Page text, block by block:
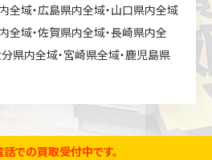
全域・広島県内全域・山口県内全域
全域・佐賀県内全域・長崎県内全
県内全域・宮崎県全域・鹿児島県
での買取受付中です。